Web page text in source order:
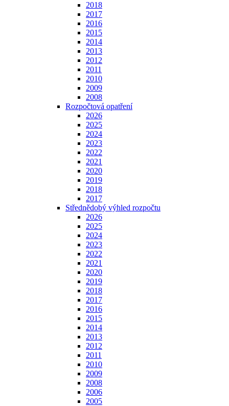
2018
2017
2016
2015
2014
2013
2012
2011
2010
2009
2008
Rozpočtová opatření
2026
2025
2024
2023
2022
2021
2020
2019
2018
2017
Střednědobý výhled rozpočtu
2026
2025
2024
2023
2022
2021
2020
2019
2018
2017
2016
2015
2014
2013
2012
2011
2010
2009
2008
2006
2005